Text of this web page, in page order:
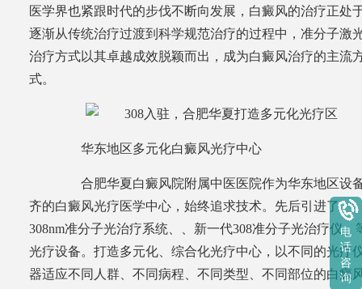
医学界也紧跟时代的步伐不断向发展，白癜风的治疗正处
逐渐从传统治疗过渡到科学规范治疗的过程中，准分子激
治疗方式以其卓越成效脱颖而出，成为白癜风治疗的主流
式。
华东地区多元化白癜风光疗中心
合肥华夏白癜风院附属中医医院作为华东地区设
齐的白癜风光疗医学中心，始终追求技术。先后引进了
308nm准分子光治疗系统、、新一代308准分子光治疗仪、
光疗设备。打造多元化、综合化光疗中心，以不同的光疗
器适应不同人群、不同病程、不同类型、不同部位的白癜
电
话
咨
询